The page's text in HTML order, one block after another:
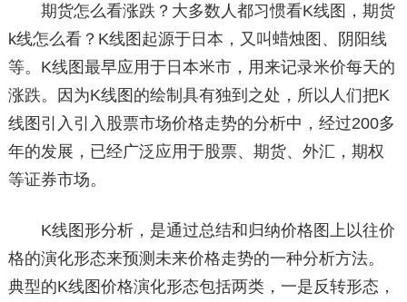
期货怎么看涨跌？大多数人都习惯看K线图，期货
k线怎么看？K线图起源于日本，又叫蜡烛图、阴阳线
等。K线图最早应用于日本米市，用来记录米价每天的
涨跌。因为K线图的绘制具有独到之处，所以人们把K
线图引入引入股票市场价格走势的分析中，经过200多
年的发展，已经广泛应用于股票、期货、外汇，期权
等证券市场。
K线图形分析，是通过总结和归纳价格图上以往价
格的演化形态来预测未来价格走势的一种分析方法。
典型的K线图价格演化形态包括两类，一是反转形态，